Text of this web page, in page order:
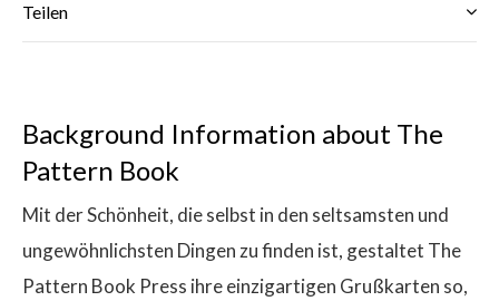
Teilen
Background Information about The
Pattern Book
Mit der Schönheit, die selbst in den seltsamsten und
ungewöhnlichsten Dingen zu finden ist, gestaltet The
Pattern Book Press ihre einzigartigen Grußkarten so,